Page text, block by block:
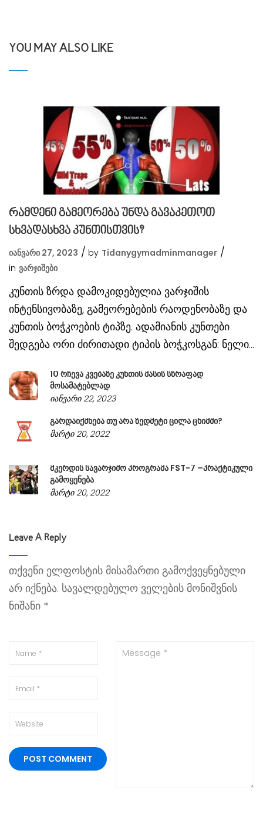
YOU MAY ALSO LIKE
რამდენი გამეორება უნდა გავაკეთოთ
სხვადასხვა კუნთისთვის?
იანვარი 27, 2023
by Tidanygymadminmanager
in Ვარჯიშები
კუნთის ზრდა დამოკიდებულია ვარჯიშის
ინტენსივობაზე, გამეორებების რაოდენობაზე და
კუნთის ბოჭკოების ტიპზე. ადამიანის კუნთები
შედგება ორი ძირითადი ტიპის ბოჭკოსგან: ნელი...
10 რჩევა კვებაზე კუნთის მასის სწრაფად
მოსამატებლად
იანვარი 22, 2023
გარდაიქმნება თუ არა ზედმეტი ცილა ცხიმში?
მარტი 20, 2022
მკერდის სავარჯიშო პროგრამა FST-7 –პრაქტიკული
გამოყენება
მარტი 20, 2022
Leave A Reply
თქვენი ელფოსტის მისამართი გამოქვეყნებული
არ იქნება. სავალდებულო ველების მონიშვნის
ნიშანი *